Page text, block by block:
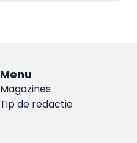
Menu
Magazines
Tip de redactie